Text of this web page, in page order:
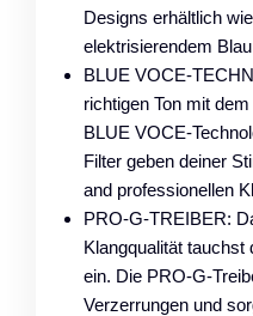
Designs erhältlich
elektrisierendem Blau
BLUE VOCE-
richtigen Ton mit
BLUE VOCE-
Filter geben deiner
and professionellen
PRO-G-TREIBER:
Klangqualität
ein. Die PRO-G-
Verzerrungen und